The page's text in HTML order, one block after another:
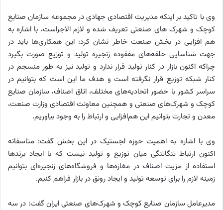
وی با تاکید بر اینکه مدیریت اقتصادی جهادی در مجموعه سازمان صنایع
کوچک و شهرک های صنعتی تعریف شده و لازم الاجراست، با اشاره به
هم افزایی در بخش صنعت خاطر نشان کرد: این همکاری‌ها باید در
جهت شناسایی حلقه‌های مفقوده زنجیره تولید و توزیع صورت بگیرد
چراکه اکنون بازار در کنار تولید قرار ندارد و تولید نیز به طور منسجم در
کنار شبکه توزیع قرار نگرفته است و هدف ما این است که بتوانیم در
سراسر کشور با حضور اتحادیه‌های مختلف، اتاق اصناف، سازمان صنایع
کوچک و شهرک‌های صنعتی و همچنین معاونت اقتصادی وزارت صنعت،
معدن و تجارت بتوانیم این هم‌افزایی و ارتباط را به وجود بیاوریم.
وی با اشاره به اهمیت حوزه لجستیک در این بخش گفت: متاسفانه
اکنون ارتباط تنگاتنگی میان توزیع و تولید نیست که با ایجاد برندها
استفاده از مزیت اصناف در مغازه‌ها و فروشگاه‌های زنجیره‌ای بتوانیم
زمینه لازم را برای توسعه تولید و ایجاد رونق در بازار فراهم کنیم.
مدیرعامل سازمان صنایع کوچک و شهرک‌های صنعتی ایران گفت: در سه